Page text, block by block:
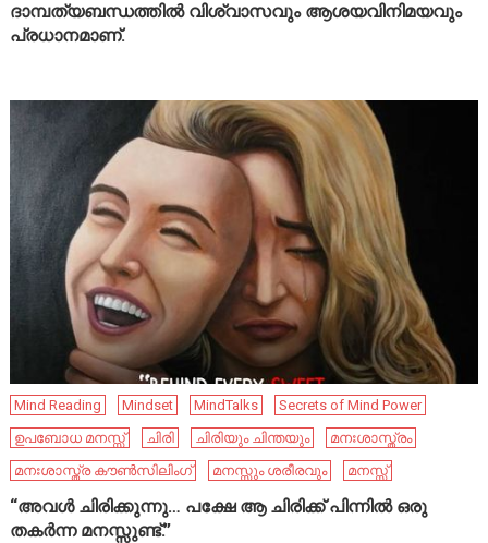
ദാമ്പത്യബന്ധത്തിൽ വിശ്വാസവും ആശയവിനിമയവും
പ്രധാനമാണ്.
Mind Reading Mindset MindTalks
Secrets of Mind Power
ഉപബോധ മനസ്സ്
ചിരി ചിരിയും ചിന്തയും
മനഃശാസ്ത്രം
മനഃശാസ്ത്ര കൗൺസിലിംഗ്
മനസ്സും ശരീരവും മനസ്സ്
“അവൾ ചിരിക്കുന്നു… പക്ഷേ ആ ചിരിക്ക് പിന്നിൽ ഒരു
തകർന്ന മനസ്സുണ്ട്.”